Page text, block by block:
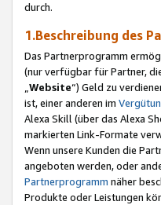
durch.
1.Beschreibung des
Das Partnerprogramm
(nur verfügbar für Partner,
Website“) Geld zu
ist, einer anderen im
Alexa Skill (über das Alexa
markierten Link-Formate
Wenn unsere Kunden die
angeboten werden, oder
Partnerprogramm näher
Produkte oder Leistungen